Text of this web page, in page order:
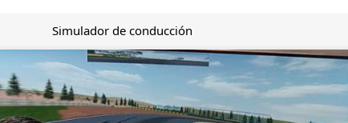
Simulador de conducción